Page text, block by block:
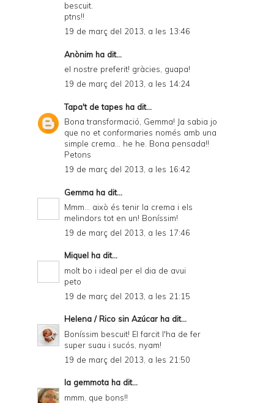
bescuit.
ptns!!
19 de març del 2013, a les 13:46
Anònim ha dit...
el nostre preferit! gràcies, guapa!
19 de març del 2013, a les 14:24
Tapa't de tapes ha dit...
Bona transformació, Gemma! Ja sabia jo
que no et conformaries només amb una
simple crema... he he. Bona pensada!!
Petons
19 de març del 2013, a les 16:42
Gemma ha dit...
Mmm... això és tenir la crema i els
melindors tot en un! Boníssim!
19 de març del 2013, a les 17:46
Miquel ha dit...
molt bo i ideal per el dia de avui
peto
19 de març del 2013, a les 21:15
Helena / Rico sin Azúcar ha dit...
Boníssim bescuit! El farcit l'ha de fer
super suau i sucós, nyam!
19 de març del 2013, a les 21:50
la gemmota ha dit...
mmm, que bons!!